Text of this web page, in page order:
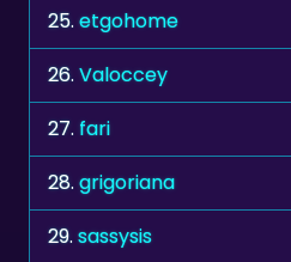
26. Valoccey
27. fari
28. grigoriana
29. sassysis